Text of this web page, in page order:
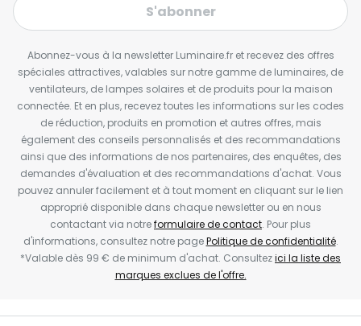
S'abonner
Abonnez-vous à la newsletter Luminaire.fr et recevez des offres
spéciales attractives, valables sur notre gamme de luminaires, de
ventilateurs, de lampes solaires et de produits pour la maison
connectée. Et en plus, recevez toutes les informations sur les codes
de réduction, produits en promotion et autres offres, mais
également des conseils personnalisés et des recommandations
ainsi que des informations de nos partenaires, des enquêtes, des
demandes d'évaluation et des recommandations d'achat. Vous
pouvez annuler facilement et à tout moment en cliquant sur le lien
approprié disponible dans chaque newsletter ou en nous
contactant via notreformulaire de contact. Pour plus
d'informations, consultez notre pagePolitique de confidentialité.
*Valable dès 99 € de minimum d'achat. Consultezici la liste des
marques exclues de l'offre.